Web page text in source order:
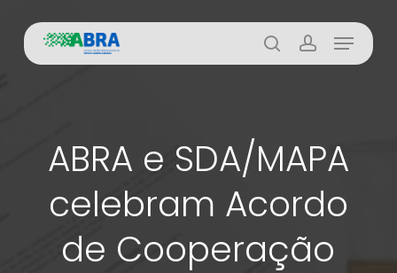
main
buscaaccount
Menu
ABRA e SDA/MAPA
celebram Acordo
de Cooperação